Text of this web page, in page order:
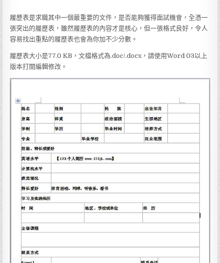
履歷表是求職其中一個最重要的文件，是否能夠獲得面試機會，全憑一
張突出的履歷表，雖然履歷表的內容才是核心，但一張格式良好，令人
容易找出重點的履歷表也會為你加不少分數。
履歷表大小是77.0 KB，文檔格式為.doc/.docx，請使用Word 03以上
版本打開編輯修改。